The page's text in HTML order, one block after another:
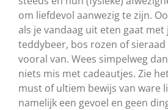
om liefdevol aanwezig te zijn.
als je vandaag uit eten gaat met
teddybeer, bos rozen of
vooral van. Wees simpelweg
niets mis met cadeautjes. Zie
must of ultiem bewijs van ware
namelijk een gevoel en geen